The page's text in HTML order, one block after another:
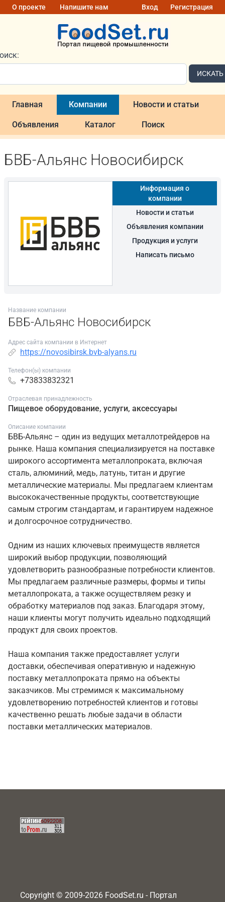
О проекте Напишите нам Вход Регистрация
ИСКАТЬ
Главная Компании Новости и статьи
Объявления Каталог Поиск
БВБ-Альянс Новосибирск
Информация о
компании
Новости и статьи
Объявления компании
Продукция и услуги
Написать письмо
Название компании
БВБ-Альянс Новосибирск
Адрес сайта компании в Интернет
https://novosibirsk.bvb-alyans.ru
Телефон(ы) компании
+73833832321
Отраслевая принадлежность
Пищевое оборудование, услуги, аксессуары
Описание компании
БВБ-Альянс – один из ведущих металлотрейдеров на
рынке. Наша компания специализируется на поставке
широкого ассортимента металлопроката, включая
сталь, алюминий, медь, латунь, титан и другие
металлические материалы. Мы предлагаем клиентам
высококачественные продукты, соответствующие
самым строгим стандартам, и гарантируем надежное
и долгосрочное сотрудничество.
Одним из наших ключевых преимуществ является
широкий выбор продукции, позволяющий
удовлетворить разнообразные потребности клиентов.
Мы предлагаем различные размеры, формы и типы
металлопроката, а также осуществляем резку и
обработку материалов под заказ. Благодаря этому,
наши клиенты могут получить идеально подходящий
продукт для своих проектов.
Наша компания также предоставляет услуги
доставки, обеспечивая оперативную и надежную
поставку металлопроката прямо на объекты
заказчиков. Мы стремимся к максимальному
удовлетворению потребностей клиентов и готовы
качественно решать любые задачи в области
поставки металлических материалов.
Copyright © 2009-2026 FoodSet.ru - Портал